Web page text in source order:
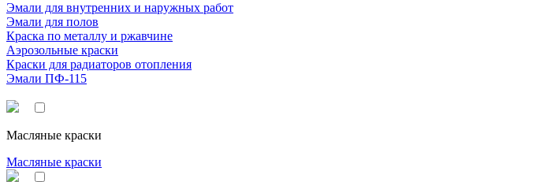
Эмали для внутренних и наружных работ
Эмали для полов
Краска по металлу и ржавчине
Аэрозольные краски
Краски для радиаторов отопления
Эмали ПФ-115
Масляные краски
Масляные краски